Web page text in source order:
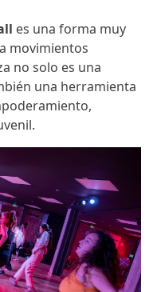
es una forma muy
movimientos
no solo es una
una herramienta